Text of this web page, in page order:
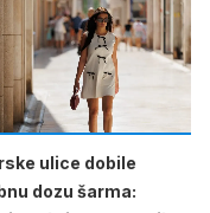
ulice dobile
dozu šarma: